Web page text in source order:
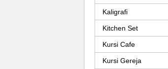
Kaligrafi
Kitchen Set
Kursi Cafe
Kursi Gereja